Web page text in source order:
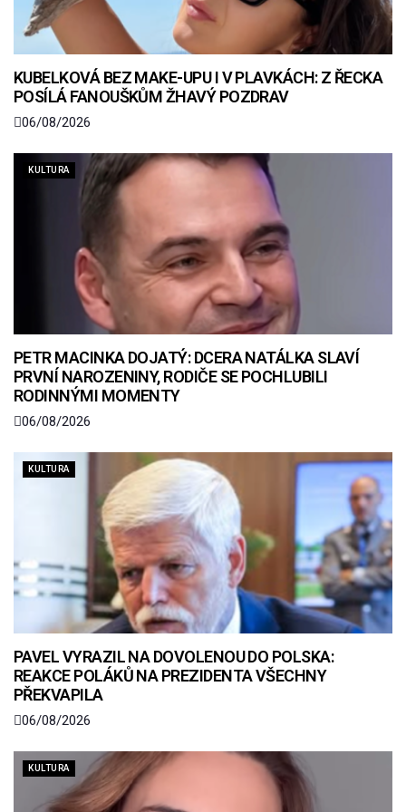
KUBELKOVÁ BEZ MAKE-UPU I V PLAVKÁCH: Z ŘECKA
POSÍLÁ FANOUŠKŮM ŽHAVÝ POZDRAV
06/08/2026
KULTURA
PETR MACINKA DOJATÝ: DCERA NATÁLKA SLAVÍ
PRVNÍ NAROZENINY, RODIČE SE POCHLUBILI
RODINNÝMI MOMENTY
06/08/2026
KULTURA
PAVEL VYRAZIL NA DOVOLENOU DO POLSKA:
REAKCE POLÁKŮ NA PREZIDENTA VŠECHNY
PŘEKVAPILA
06/08/2026
KULTURA